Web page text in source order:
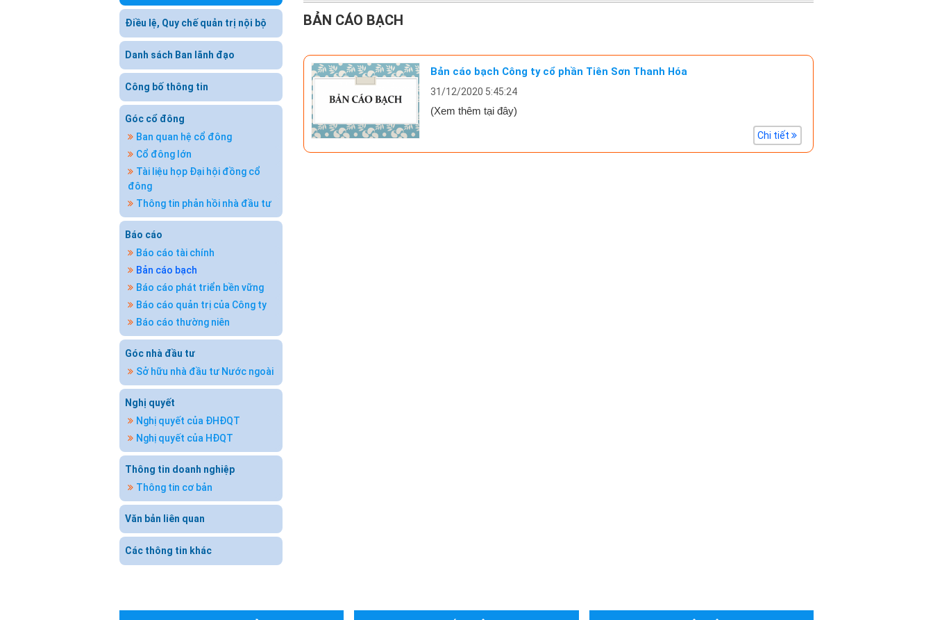
BẢN CÁO BẠCH
Bản cáo bạch Công ty cổ phần Tiên Sơn Thanh Hóa
31/12/2020 5:45:24
(Xem thêm tại đây)
Chi tiết
Điều lệ, Quy chế quản trị nội bộ
Danh sách Ban lãnh đạo
Công bố thông tin
Góc cổ đông
Ban quan hệ cổ đông
Cổ đông lớn
Tài liệu họp Đại hội đồng cổ
đông
Thông tin phản hồi nhà đầu tư
Báo cáo
Báo cáo tài chính
Bản cáo bạch
Báo cáo phát triển bền vững
Báo cáo quản trị của Công ty
Báo cáo thường niên
Góc nhà đầu tư
Sở hữu nhà đầu tư Nước ngoài
Nghị quyết
Nghị quyết của ĐHĐQT
Nghị quyết của HĐQT
Thông tin doanh nghiệp
Thông tin cơ bản
Văn bản liên quan
Các thông tin khác